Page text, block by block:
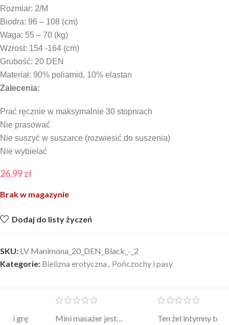
Rozmiar: 2/M
Biodra: 96 – 108 (cm)
Waga: 55 – 70 (kg)
Wzrost: 154 -164 (cm)
Grubość: 20 DEN
Materiał: 90% poliamid, 10% elastan
Zalecenia:
Prać ręcznie w maksymalnie 30 stopniach
Nie prasować
Nie suszyć w suszarce (rozwiesić do suszenia)
Nie wybielać
26,99zł
Brak w magazynie
Dodaj do listy życzeń
SKU: LV Manimona_20_DEN_Black_-_2
Kategorie: Bielizna erotyczna , Pończochy i pasy
Mini masażer jest…
Ten żel intymny to był